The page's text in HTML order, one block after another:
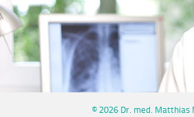
© 2026 Dr. med. Matthias